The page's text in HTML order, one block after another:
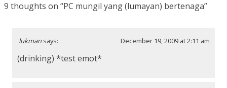
9 thoughts on “PC mungil yang (lumayan) bertenaga”
lukman says: December 19, 2009 at 2:11 am
(drinking) *test emot*